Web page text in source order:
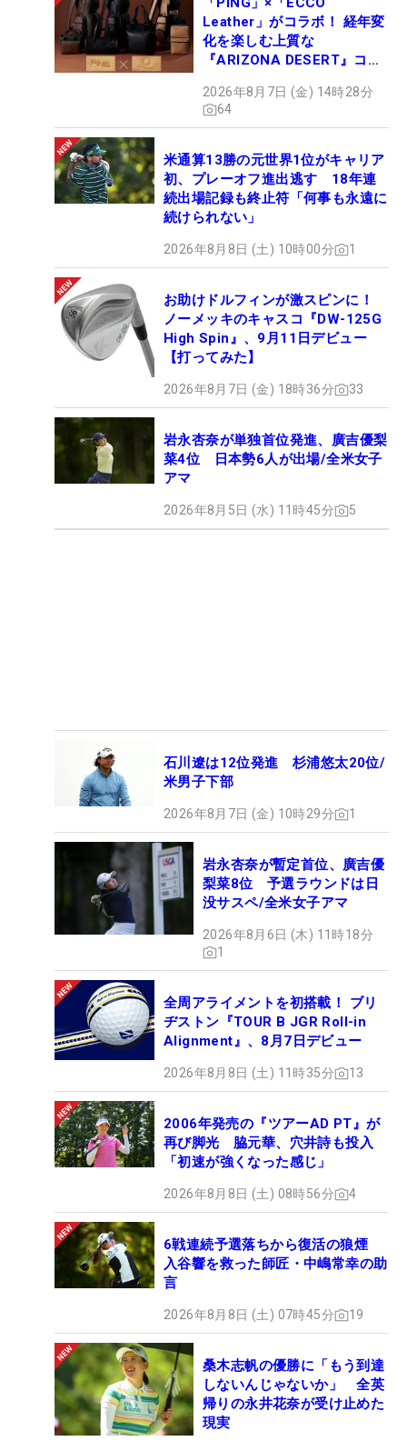
Leather」がコラボ！ 経年変
化を楽しむ上質な
『ARIZONA DESERT』コレ
ュー
2026年8月7日 (金) 14時28分
64
米通算13勝の元世界1位がキャリア
初、プレーオフ進出逃す 18年連
続出場記録も終止符「何事も永遠に
続けられない」
2026年8月8日 (土) 10時00分 1
お助けドルフィンが激スピンに！
ノーメッキのキャスコ『DW-125G
High Spin』、9月11日デビュー
【打ってみた】
2026年8月7日 (金) 18時36分 33
岩永杏奈が単独首位発進、廣吉優梨
菜4位 日本勢6人が出場/全米女子
アマ
2026年8月5日 (水) 11時45分 5
石川遼は12位発進 杉浦悠太20位/
米男子下部
2026年8月7日 (金) 10時29分 1
岩永杏奈が暫定首位、廣吉優
梨菜8位 予選ラウンドは日
没サスペ/全米女子アマ
2026年8月6日 (木) 11時18分
1
全周アライメントを初搭載！ ブリ
ヂストン『TOUR B JGR Roll-in
Alignment』、8月7日デビュー
2026年8月8日 (土) 11時35分 13
2006年発売の『ツアーAD PT』が
再び脚光 脇元華、穴井詩も投入
「初速が強くなった感じ」
2026年8月8日 (土) 08時56分 4
6戦連続予選落ちから復活の狼煙
入谷響を救った師匠・中嶋常幸の助
言
2026年8月8日 (土) 07時45分 19
桑木志帆の優勝に「もう到達
しないんじゃないか」 全英
帰りの永井花奈が受け止めた
現実